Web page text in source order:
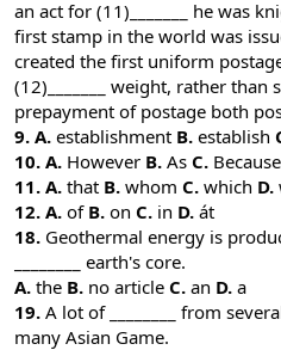
an act for (11)_______ he was
first stamp in the world was
created the first uniform
(12)_______ weight, rather than
prepayment of postage both
9. A. establishment B. establish
10. A. However B. As C. Because
11. A. that B. whom C. which D.
12. A. of B. on C. in D. át
18. Geothermal energy is
________ earth's core.
A. the B. no article C. an D. a
19. A lot of ________ from
many Asian Game.